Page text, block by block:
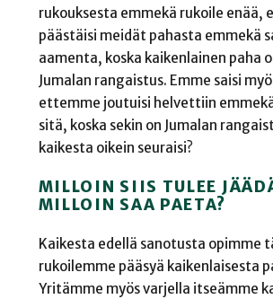
rukouksesta emmekä rukoile enää,
päästäisi meidät pahasta emmekä
aamenta, koska kaikenlainen paha
Jumalan rangaistus. Emme saisi
ettemme joutuisi helvettiin
sitä, koska sekin on Jumalan
kaikesta oikein seuraisi?
MILLOIN SIIS TULEE
MILLOIN SAA PAETA?
Kaikesta edellä sanotusta opimme
rukoilemme pääsyä kaikenlaisesta
Yritämme myös varjella itseämme